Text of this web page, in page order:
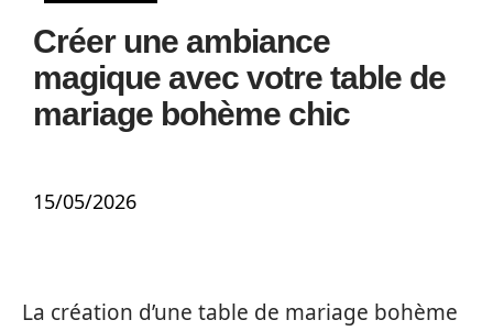
Créer une ambiance
magique avec votre table de
mariage bohème chic
15/05/2026
La création d’une table de mariage bohème